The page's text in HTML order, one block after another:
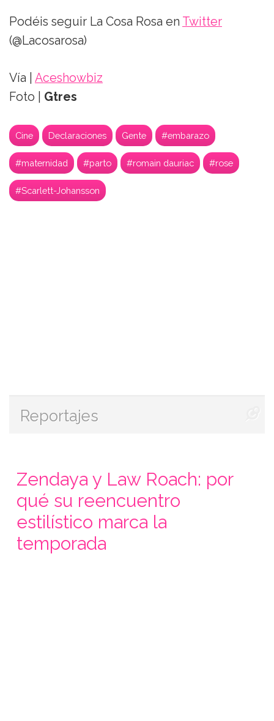
Podéis seguir La Cosa Rosa en Twitter
(@Lacosarosa)
Vía | Aceshowbiz
Foto | Gtres
Cine Declaraciones Gente #embarazo
#maternidad #parto #romain dauriac #rose
#Scarlett-Johansson
Reportajes
Zendaya y Law Roach: por
qué su reencuentro
estilístico marca la
temporada